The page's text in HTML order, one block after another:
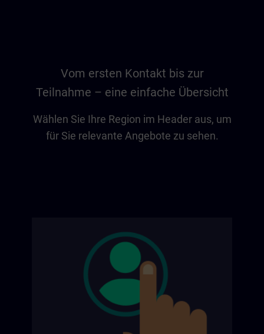
Vom ersten Kontakt bis zur
Teilnahme – eine einfache Übersicht
Wählen Sie Ihre Region im Header aus, um
für Sie relevante Angebote zu sehen.